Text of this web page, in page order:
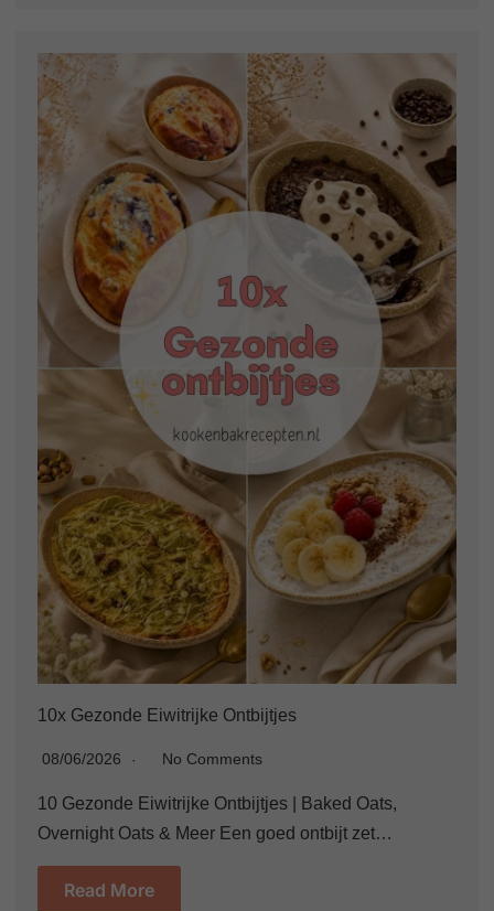
10x Gezonde Eiwitrijke Ontbijtjes
08/06/2026 No Comments
10 Gezonde Eiwitrijke Ontbijtjes | Baked Oats,
Overnight Oats & Meer Een goed ontbijt zet…
Read More